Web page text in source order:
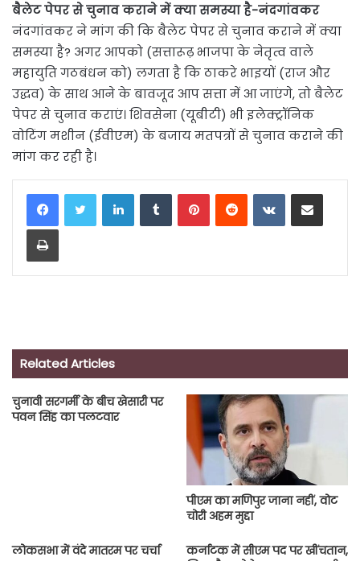
बैलेट पेपर से चुनाव कराने में क्या समस्या है-नंदगांवकर
नंदगांवकर ने मांग की कि बैलेट पेपर से चुनाव कराने में क्या
समस्या है? अगर आपको (सत्तारूढ़ भाजपा के नेतृत्व वाले
महायुति गठबंधन को) लगता है कि ठाकरे भाइयों (राज और
उद्धव) के साथ आने के बावजूद आप सत्ता में आ जाएंगे, तो बैलेट
पेपर से चुनाव कराएं। शिवसेना (यूबीटी) भी इलेक्ट्रॉनिक
वोटिंग मशीन (ईवीएम) के बजाय मतपत्रों से चुनाव कराने की
मांग कर रही है।
LinkedInTumblrPinterestReddit VKontakteShare via Email
Print
Related Articles
चुनावी सरगर्मी के बीच खेसारी पर
पवन सिंह का पलटवार
पीएम का मणिपुर जाना नहीं, वोट
चोरी अहम मुद्दा
लोकसभा में वंदे मातरम पर चर्चा
कर्नाटक में सीएम पद पर खींचतान,